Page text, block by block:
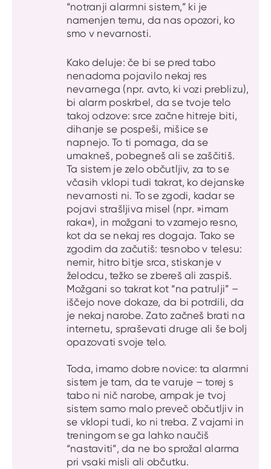
“notranji alarmni sistem,” ki je
namenjen temu, da nas opozori, ko
smo v nevarnosti.
Kako deluje: če bi se pred tabo
nenadoma pojavilo nekaj res
nevarnega (npr. avto, ki vozi preblizu),
bi alarm poskrbel, da se tvoje telo
takoj odzove: srce začne hitreje biti,
dihanje se pospeši, mišice se
napnejo. To ti pomaga, da se
umakneš, pobegneš ali se zaščitiš.
Ta sistem je zelo občutljiv, za to se
včasih vklopi tudi takrat, ko dejanske
nevarnosti ni. To se zgodi, kadar se
pojavi strašljiva misel (npr. »imam
raka«), in možgani to vzamejo resno,
kot da se nekaj res dogaja. Tako se
zgodim da začutiš: tesnobo v telesu:
nemir, hitro bitje srca, stiskanje v
želodcu, težko se zbereš ali zaspiš.
Možgani so takrat kot “na patrulji” –
iščejo nove dokaze, da bi potrdili, da
je nekaj narobe. Zato začneš brati na
internetu, spraševati druge ali še bolj
opazovati svoje telo.
Toda, imamo dobre novice: ta alarmni
sistem je tam, da te varuje – torej s
tabo ni nič narobe, ampak je tvoj
sistem samo malo preveč občutljiv in
se vklopi tudi, ko ni treba. Z vajami in
treningom se ga lahko naučiš
“nastaviti”, da ne bo sprožal alarma
pri vsaki misli ali občutku.